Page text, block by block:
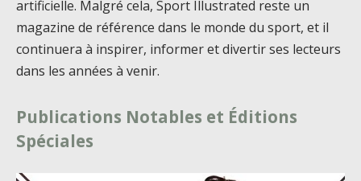
artificielle. Malgré cela, Sport Illustrated reste un
magazine de référence dans le monde du sport, et il
continuera à inspirer, informer et divertir ses lecteurs
dans les années à venir.
Publications Notables et Éditions
Spéciales